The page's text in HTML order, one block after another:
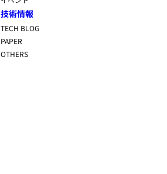
技術情報
TECH BLOG
PAPER
OTHERS